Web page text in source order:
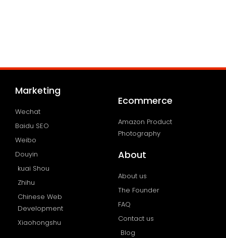
Marketing
Wechat
Baidu SEO
Weibo
Douyin
kuai Shou
Zhihu
Chinese Web
Development
Xiaohongshu
Ecommerce
Amazon Product
Photography
About
About us
The Founder
FAQ
Contact us
Blog